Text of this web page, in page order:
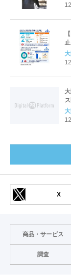
X
商品・サービス
調査